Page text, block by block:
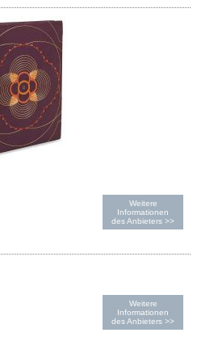
Weitere
Informationen
des Anbieters >>
Weitere
Informationen
des Anbieters >>